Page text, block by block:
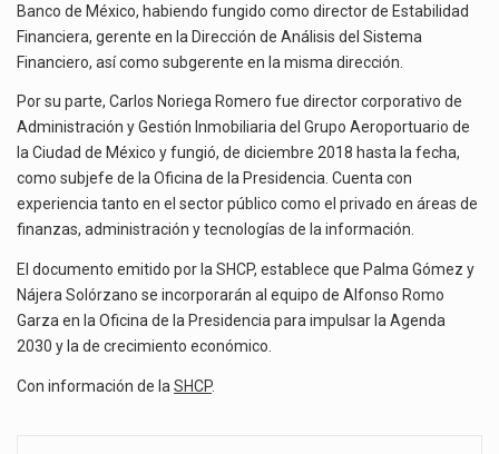
Banco de México, habiendo fungido como director de Estabilidad
Financiera, gerente en la Dirección de Análisis del Sistema
Financiero, así como subgerente en la misma dirección.
Por su parte, Carlos Noriega Romero fue director corporativo de
Administración y Gestión Inmobiliaria del Grupo Aeroportuario de
la Ciudad de México y fungió, de diciembre 2018 hasta la fecha,
como subjefe de la Oficina de la Presidencia. Cuenta con
experiencia tanto en el sector público como el privado en áreas de
finanzas, administración y tecnologías de la información.
El documento emitido por la SHCP, establece que Palma Gómez y
Nájera Solórzano se incorporarán al equipo de Alfonso Romo
Garza en la Oficina de la Presidencia para impulsar la Agenda
2030 y la de crecimiento económico.
Con información de la SHCP.